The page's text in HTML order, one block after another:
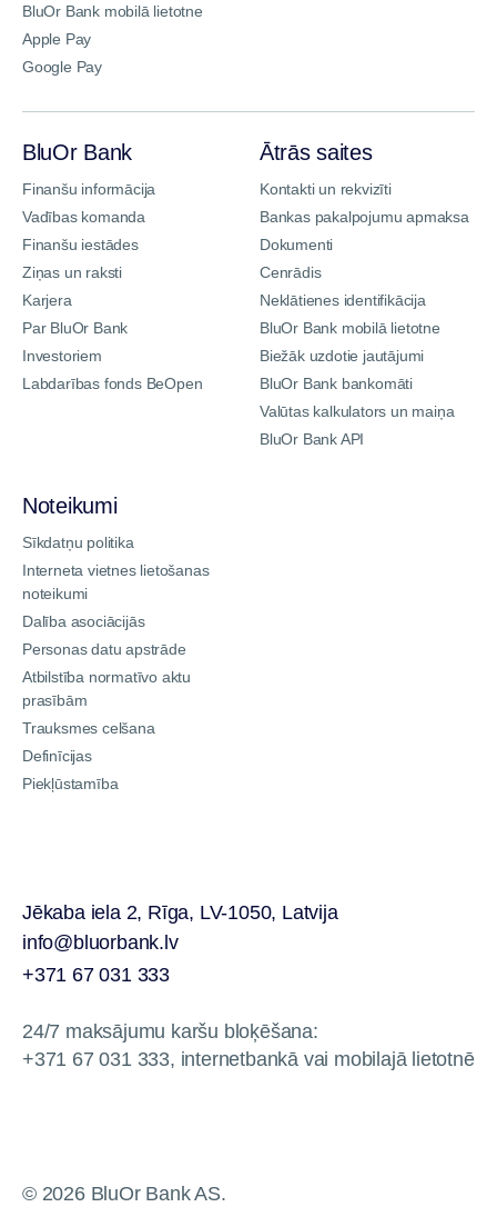
BluOr Bank mobilā lietotne
Apple Pay
Google Pay
BluOr Bank
Finanšu informācija
Vadības komanda
Finanšu iestādes
Ziņas un raksti
Karjera
Par BluOr Bank
Investoriem
Labdarības fonds BeOpen
Ātrās saites
Kontakti un rekvizīti
Bankas pakalpojumu apmaksa
Dokumenti
Cenrādis
Neklātienes identifikācija
BluOr Bank mobilā lietotne
Biežāk uzdotie jautājumi
BluOr Bank bankomāti
Valūtas kalkulators un maiņa
BluOr Bank API
Noteikumi
Sīkdatņu politika
Interneta vietnes lietošanas
noteikumi
Dalība asociācijās
Personas datu apstrāde
Atbilstība normatīvo aktu
prasībām
Trauksmes celšana
Definīcijas
Piekļūstamība
Jēkaba iela 2, Rīga, LV-1050, Latvija
info@bluorbank.lv
+371 67 031 333
24/7 maksājumu karšu bloķēšana:
+371 67 031 333, internetbankā vai mobilajā lietotnē
© 2026 BluOr Bank AS.